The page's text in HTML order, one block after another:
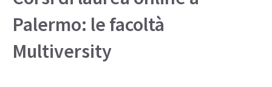
Palermo: le facoltà
Multiversity